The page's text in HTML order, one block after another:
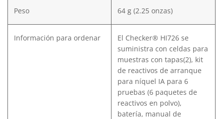
Peso 64 g (2.25 onzas)
Información para ordenar
El Checker® HI726 se
suministra con celdas para
muestras con tapas(2), kit
de reactivos de arranque
para níquel IA para 6
pruebas (6 paquetes de
reactivos en polvo),
batería, manual de